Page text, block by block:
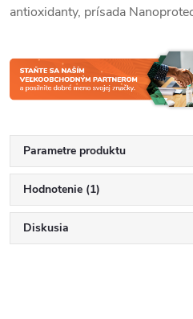
antioxidanty, prísada
Parametre produktu
Hodnotenie (1)
Diskusia